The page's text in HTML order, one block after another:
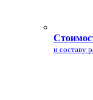
и составу